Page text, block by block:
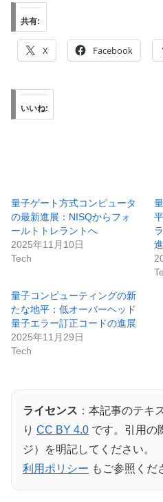
共有:
X Facebook
いいね:
量子ゲート方式コンピュータ
の最新進展：NISQからフォ
ールトトレラントへ
2025年11月10日
Tech
量子コンピューティングの新
たな地平：低オーバーヘッド
量子エラー訂正コードの進展
2025年11月29日
Tech
ライセンス ：本記事のテキ
り CC BY 4.0 です。引用の
ジ）を明記してください。
利用ポリシー もご参照くだ